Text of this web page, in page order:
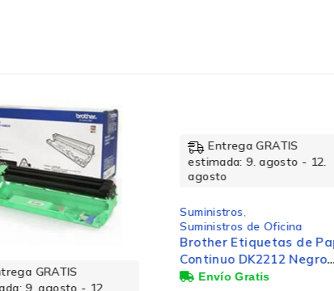
Caja
1200 páginas
Entrega GRATIS
estimada: 9. agosto - 12.
agosto
Suministros
Suministros de Oficina
Brother Etiquetas de Papel
Continuo DK2212 Negro
sobre Blanco, 62mm x 15.2m
Tóner